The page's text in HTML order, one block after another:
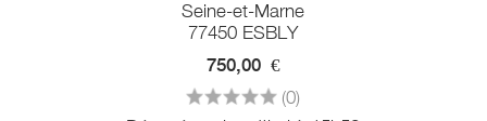
Seine-et-Marne
77450 ESBLY
750,00 €
(0)